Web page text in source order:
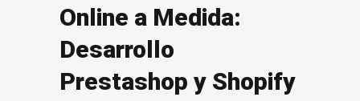
Online a Medida:
Desarrollo
Prestashop y Shopify